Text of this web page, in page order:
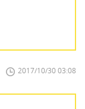
2017/10/30 03:08